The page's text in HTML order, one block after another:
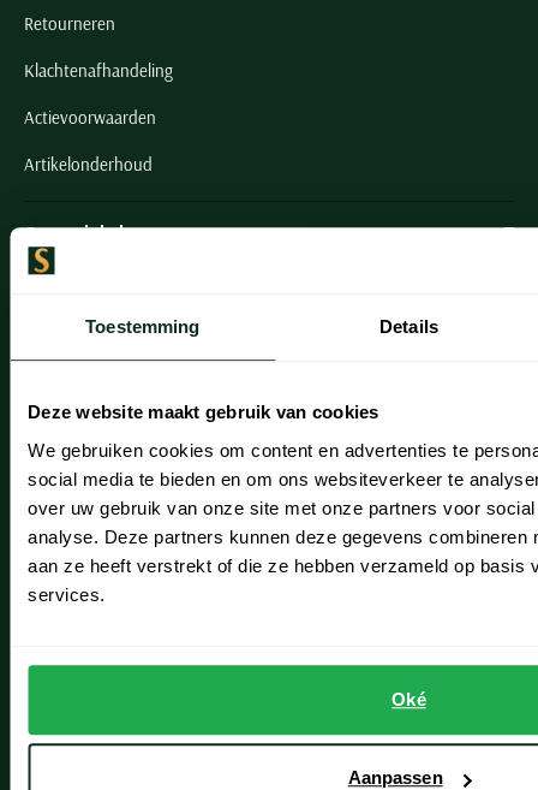
Toestemming Details
Deze website maakt gebruik van cookies
We gebruiken cookies om content en advertenties te
social media te bieden en om ons websiteverkeer te
over uw gebruik van onze site met onze partners voor
analyse. Deze partners kunnen deze gegevens combineren
aan ze heeft verstrekt of die ze hebben verzameld op basis
services.
Oké
Aanpassen
Retourneren
Klachtenafhandeling
Actievoorwaarden
Artikelonderhoud
Onze winkels
Heemstede
Leiderdorp
Lisse
Noordwijk
Oegstgeest
Grote maten herenkleding